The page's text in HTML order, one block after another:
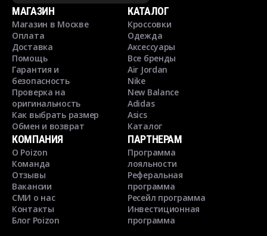
МАГАЗИН
Магазин в Москве
Оплата
Доставка
Помощь
Гарантия и
безопасность
Проверка на
оригинальность
Как выбрать размер
Обмен и возврат
КАТАЛОГ
Кроссовки
Одежда
Аксессуары
Все бренды
Air Jordan
Nike
New Balance
Adidas
Asics
Каталог
КОМПАНИЯ
О Poizon
Команда
Отзывы
Вакансии
СМИ о нас
Контакты
Блог Poizon
ПАРТНЕРАМ
Программа
лояльности
Реферальная
программа
Ресейл программа
Инвестиционная
программа